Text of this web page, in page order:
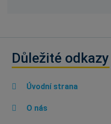
Důležité odkazy
Úvodní strana
O nás